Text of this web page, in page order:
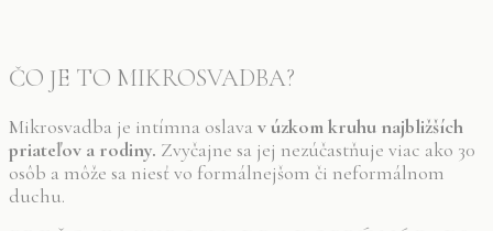
ČO JE TO MIKROSVADBA?
Mikrosvadba je intímna oslava v úzkom kruhu najbližších
priateľov a rodiny. Zvyčajne sa jej nezúčastňuje viac ako 30
osôb a môže sa niesť vo formálnejšom či neformálnom
duchu.